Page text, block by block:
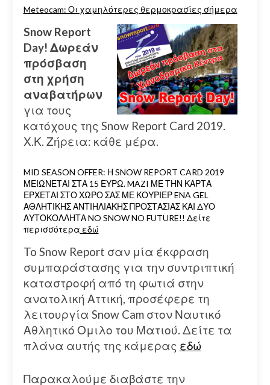
Meteocam: Οι χαμηλότερες θερμοκρασίες σήμερα
Snow Report
Day! Δωρεάν
πρόσβαση
στη χρήση
αναβατήρων
για τους
κατόχους της Snow Report Card 2019.
Χ.Κ. Ζήρεια: κάθε μέρα.
MID SEASON OFFER: Η SNOW REPORT CARD 2019
ΜΕΙΩΝΕΤΑΙ ΣΤΑ 15 ΕΥΡΩ. MAZI ΜΕ ΤΗΝ ΚΑΡΤΑ
ΕΡΧΕΤΑΙ ΣΤΟ ΧΩΡΟ ΣΑΣ ΜΕ ΚΟΥΡΙΕΡ ENA GEL
ΑΘΛΗΤΙΚΗΣ ΑΝΤΙΗΛΙΑΚΗΣ ΠΡΟΣΤΑΣΙΑΣ ΚΑΙ ΔΥΟ
ΑΥΤΟΚΟΛΛΗΤΑ NO SNOW NO FUTURE!! Δείτε
περισσότερα εδώ
To Snow Report σαν μία έκφραση
συμπαράστασης για την συντριπτική
καταστροφή από τη φωτιά στην
ανατολική Αττική, προσέφερε τη
λειτουργία Snow Cam στον Ναυτικό
Αθλητικό Ομιλο του Ματιού. Δείτε τα
πλάνα αυτής της κάμερας εδώ
Παρακαλούμε διαβάστε την